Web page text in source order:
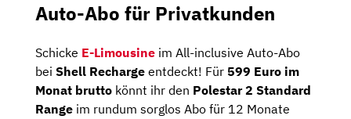
Auto-Abo für Privatkunden
Schicke E-Limousine im All-inclusive Auto-Abo
bei Shell Recharge entdeckt! Für 599 Euro im
Monat brutto könnt ihr den Polestar 2 Standard
Range im rundum sorglos Abo für 12 Monate